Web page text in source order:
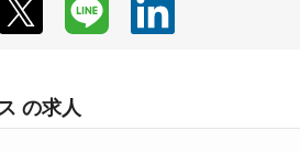
の求人